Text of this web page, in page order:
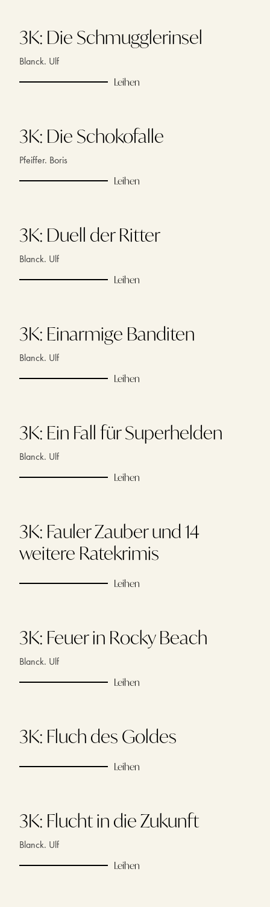
3K: Die Schmugglerinsel
Blanck. Ulf
Leihen
3K: Die Schokofalle
Pfeiffer. Boris
Leihen
3K: Duell der Ritter
Blanck. Ulf
Leihen
3K: Einarmige Banditen
Blanck. Ulf
Leihen
3K: Ein Fall für Superhelden
Blanck. Ulf
Leihen
3K: Fauler Zauber und 14
weitere Ratekrimis
Leihen
3K: Feuer in Rocky Beach
Blanck. Ulf
Leihen
3K: Fluch des Goldes
Leihen
3K: Flucht in die Zukunft
Blanck. Ulf
Leihen